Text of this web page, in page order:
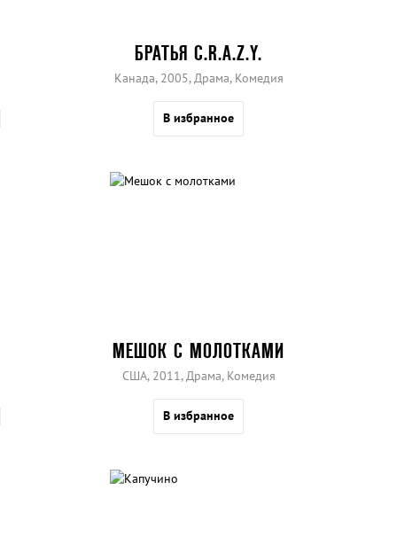
БРАТЬЯ C.R.A.Z.Y.
Канада, 2005, Драма, Комедия
В избранное
МЕШОК С МОЛОТКАМИ
США, 2011, Драма, Комедия
В избранное